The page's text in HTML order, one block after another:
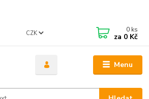
Menu
CZK 0 ks
za 0 Kč